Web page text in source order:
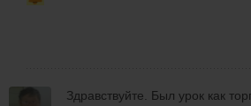
Здравствуйте. Был урок как